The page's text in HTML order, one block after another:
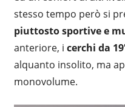
stesso tempo però si
piuttosto sportive e
anteriore, i cerchi da
alquanto insolito, ma
monovolume.